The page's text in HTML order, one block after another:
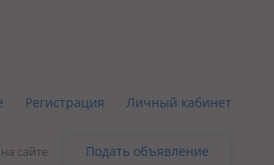
Регистрация Личный кабинет
сайте Подать объявление